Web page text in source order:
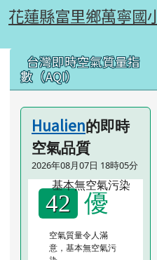
跳至主內容區
花蓮縣富里
花蓮縣富里鄉萬寧國
左邊區域內容
台灣即時空氣質量指
數（AQI）
Hualien的即時
空氣品質
2026年08月07日 18時05分
42 優
空氣質量令人滿
意，基本無空氣污
頁尾區域